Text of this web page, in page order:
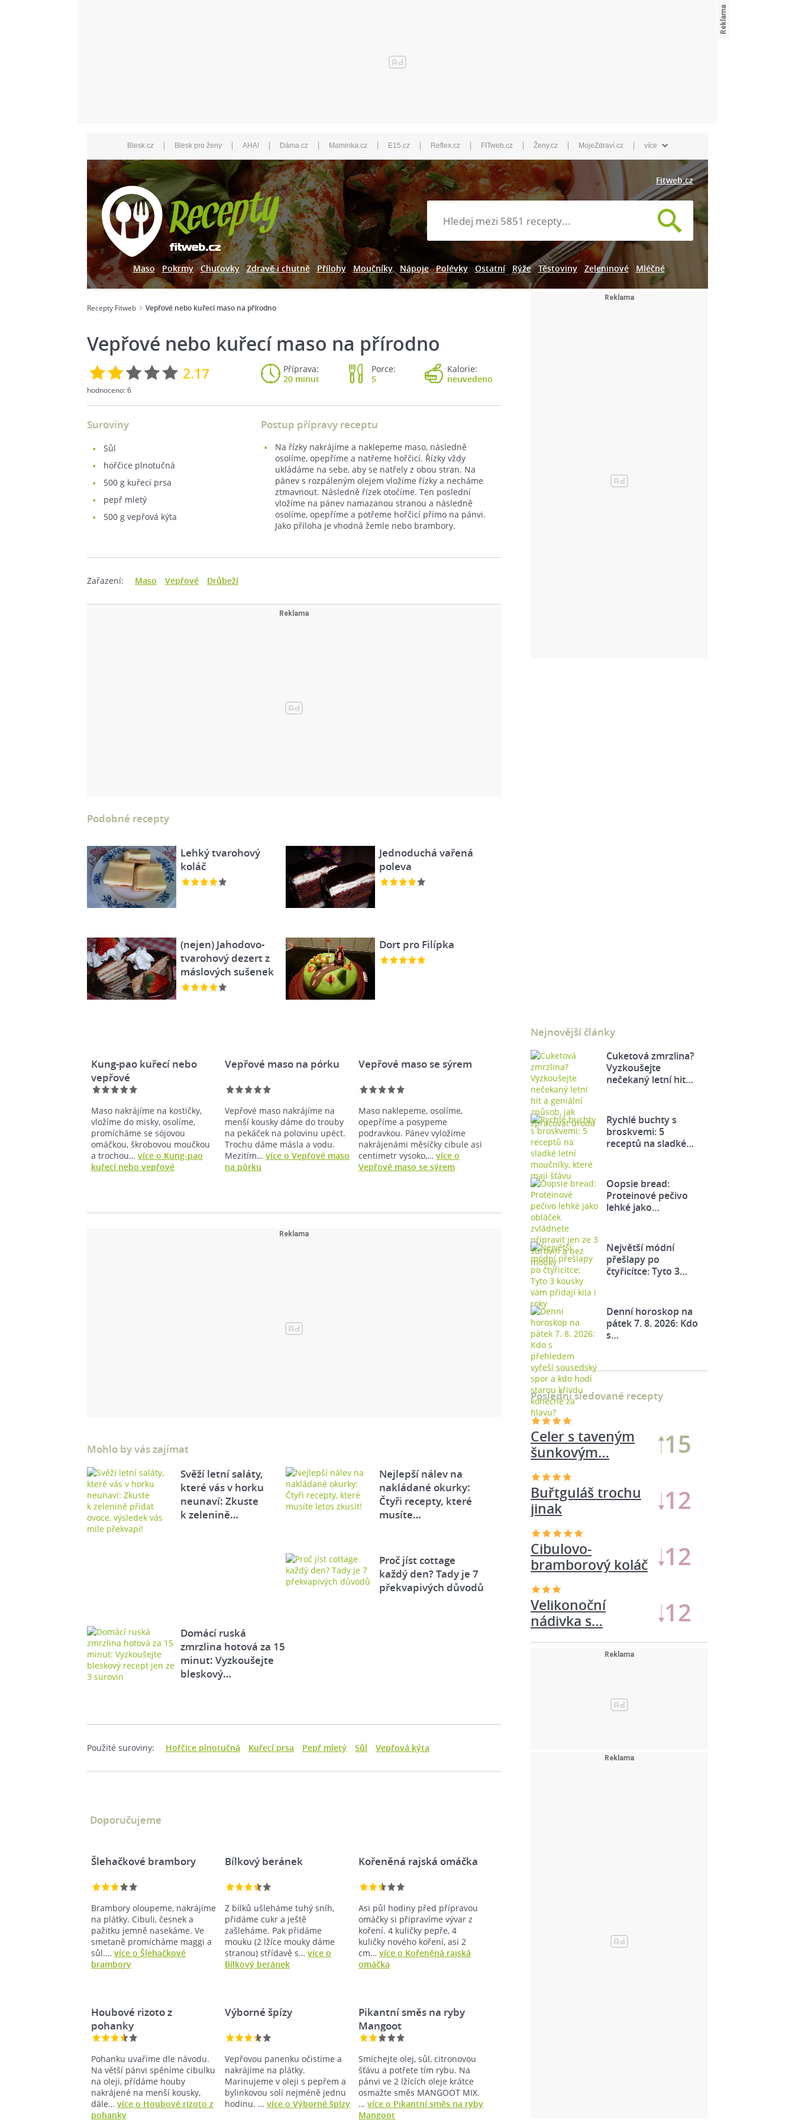
Blesk.cz | Blesk pro ženy | AHA! | Dáma.cz | Maminka.cz | E15.cz | Reflex.cz | FITweb.cz | Ženy.cz | MojeZdraví.cz | více
Fitweb.cz
Maso Pokrmy Chuťovky Zdravě i chutně Přílohy Moučníky Nápoje Polévky Ostatní Rýže Těstoviny Zeleninové Mléčné
Recepty Fitweb Vepřové nebo kuřecí maso na přírodno
Vepřové nebo kuřecí maso na přírodno
2.17
hodnoceno:6
Příprava:
20 minut
Porce:
5
Kalorie:
neuvedeno
Suroviny
sůl
hořčice plnotučná
500 g kuřecí prsa
pepř mletý
500 g vepřová kýta
Postup přípravy receptu
Na řízky nakrájíme a naklepeme maso, následně
osolíme, opepříme a natřeme hořčicí. Řízky vždy
ukládáme na sebe, aby se natřely z obou stran. Na
pánev s rozpáleným olejem vložíme řízky a necháme
ztmavnout. Následně řízek otočíme. Ten poslední
vložíme na pánev namazanou stranou a následně
osolíme, opepříme a potřeme hořčicí přímo na pánvi.
Jako příloha je vhodná žemle nebo brambory.
Zařazení: Maso Vepřové Drůbeží
Podobné recepty
Lehký tvarohový
koláč
Jednoduchá vařená
poleva
(nejen) Jahodovo-
tvarohový dezert z
máslových sušenek
Dort pro Filípka
Kung-pao kuřecí nebo
vepřové
Maso nakrájíme na kostičky,
vložíme do misky, osolíme,
promícháme se sójovou
omáčkou, škrobovou moučkou
a trochou… více o Kung-pao
kuřecí nebo vepřové
Vepřové maso na pórku
Vepřové maso nakrájíme na
menší kousky dáme do trouby
na pekáček na polovinu upéct.
Trochu dáme másla a vodu.
Mezitím…více o Vepřové maso
na pórku
Vepřové maso se sýrem
Maso naklepeme, osolíme,
opepříme a posypeme
podravkou. Pánev vyložíme
nakrájenámi měsíčky cibule asi
centimetr vysoko,…více o
Vepřové maso se sýrem
Mohlo by vás zajímat
Svěží letní saláty,
které vás v horku
neunaví: Zkuste
k zelenině…
Nejlepší nálev na
nakládané okurky:
Čtyři recepty, které
musíte…
Proč jíst cottage
každý den? Tady je 7
překvapivých důvodů
Domácí ruská
zmrzlina hotová za 15
minut: Vyzkoušejte
bleskový…
Použité suroviny: Hořčice plnotučná Kuřecí prsa Pepř mletý Sůl Vepřová kýta
Doporučujeme
Šlehačkové brambory
Brambory oloupeme, nakrájíme
na plátky. Cibuli, česnek a
pažitku jemně nasekáme. Ve
smetaně promícháme maggi a
sůl.… více o Šlehačkové
brambory
Bílkový beránek
Z bílků ušleháme tuhý sníh,
přidáme cukr a ještě
zašleháme. Pak přidáme
mouku (2 lžíce mouky dáme
stranou) střídavě s…více o
Bílkový beránek
Kořeněná rajská omáčka
Asi půl hodiny před přípravou
omáčky si připravíme vývar z
koření. 4 kuličky pepře, 4
kuličky nového koření, asi 2
cm…více o Kořeněná rajská
omáčka
Houbové rizoto z
pohanky
Pohanku uvaříme dle návodu.
Na větší pánvi spěníme cibulku
na oleji, přídáme houby
nakrájené na menší kousky,
dále… více o Houbové rizoto z
pohanky
Výborné špízy
Vepřovou panenku očistíme a
nakrájíme na plátky.
Marinujeme v oleji s pepřem a
bylinkovou solí nejméně jednu
hodinu. …více o Výborné špízy
Pikantní směs na ryby
Mangoot
Smíchejte olej, sůl, citronovou
šťávu a potřete tím rybu. Na
pánvi ve 2 lžících oleje krátce
osmažte směs MANGOOT MIX.
…více o Pikantní směs na ryby
Mangoot
Nejnovější články
Cuketová zmrzlina?
Vyzkoušejte
nečekaný letní hit…
Rychlé buchty s
broskvemi: 5
receptů na sladké…
Oopsie bread:
Proteinové pečivo
lehké jako…
Největší módní
přešlapy po
čtyřicítce: Tyto 3…
Denní horoskop na
pátek 7. 8. 2026: Kdo
s…
Poslední sledované recepty
Buřtguláš trochu
jinak
23
Celer s taveným
šunkovým…
13
Cibulovo-
bramborový koláč
14
Velikonoční
nádivka s…
13